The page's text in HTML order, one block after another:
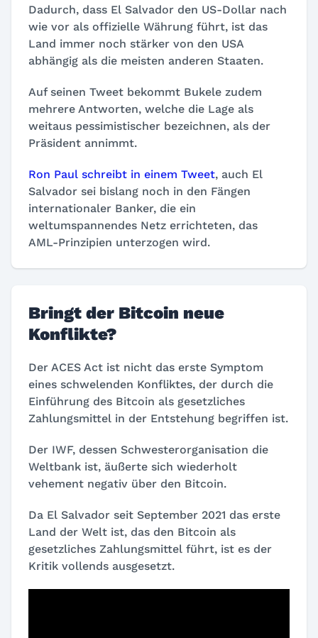
Dadurch, dass El Salvador den US-Dollar nach
wie vor als offizielle Währung führt, ist das
Land immer noch stärker von den USA
abhängig als die meisten anderen Staaten.
Auf seinen Tweet bekommt Bukele zudem
mehrere Antworten, welche die Lage als
weitaus pessimistischer bezeichnen, als der
Präsident annimmt.
Ron Paul schreibt in einem Tweet, auch El
Salvador sei bislang noch in den Fängen
internationaler Banker, die ein
weltumspannendes Netz errichteten, das
AML-Prinzipien unterzogen wird.
Bringt der Bitcoin neue
Konflikte?
Der ACES Act ist nicht das erste Symptom
eines schwelenden Konfliktes, der durch die
Einführung des Bitcoin als gesetzliches
Zahlungsmittel in der Entstehung begriffen ist.
Der IWF, dessen Schwesterorganisation die
Weltbank ist, äußerte sich wiederholt
vehement negativ über den Bitcoin.
Da El Salvador seit September 2021 das erste
Land der Welt ist, das den Bitcoin als
gesetzliches Zahlungsmittel führt, ist es der
Kritik vollends ausgesetzt.